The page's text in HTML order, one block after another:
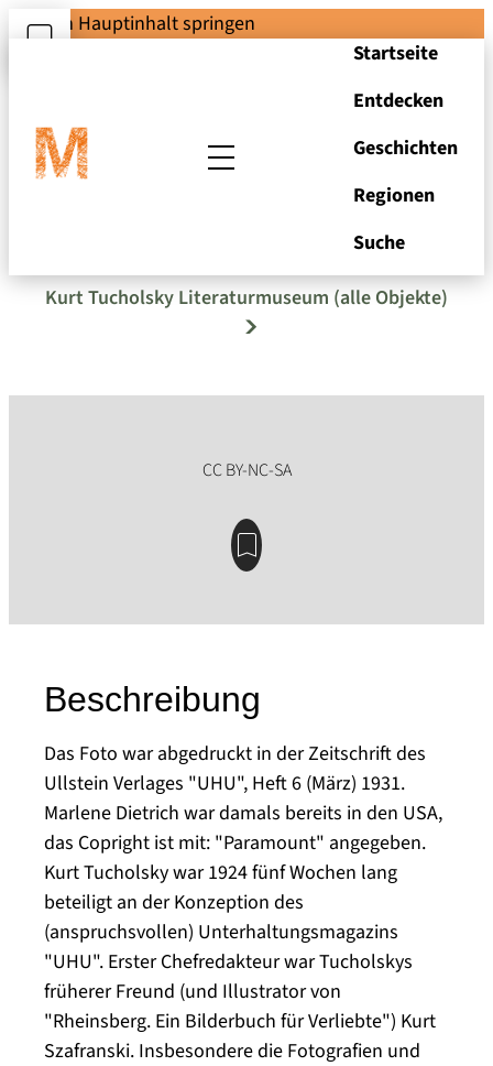
Zum Hauptinhalt springen
Startseite
Entdecken
Geschichten
Regionen
Suche
Marlene Dietrich
Kurt Tucholsky Literaturmuseum (alle Objekte)
Beschreibung
Das Foto war abgedruckt in der Zeitschrift des
Ullstein Verlages "UHU", Heft 6 (März) 1931.
Marlene Dietrich war damals bereits in den USA,
das Copright ist mit: "Paramount" angegeben.
Kurt Tucholsky war 1924 fünf Wochen lang
beteiligt an der Konzeption des
(anspruchsvollen) Unterhaltungsmagazins
"UHU". Erster Chefredakteur war Tucholskys
früherer Freund (und Illustrator von
"Rheinsberg. Ein Bilderbuch für Verliebte") Kurt
Szafranski. Insbesondere die Fotografien und